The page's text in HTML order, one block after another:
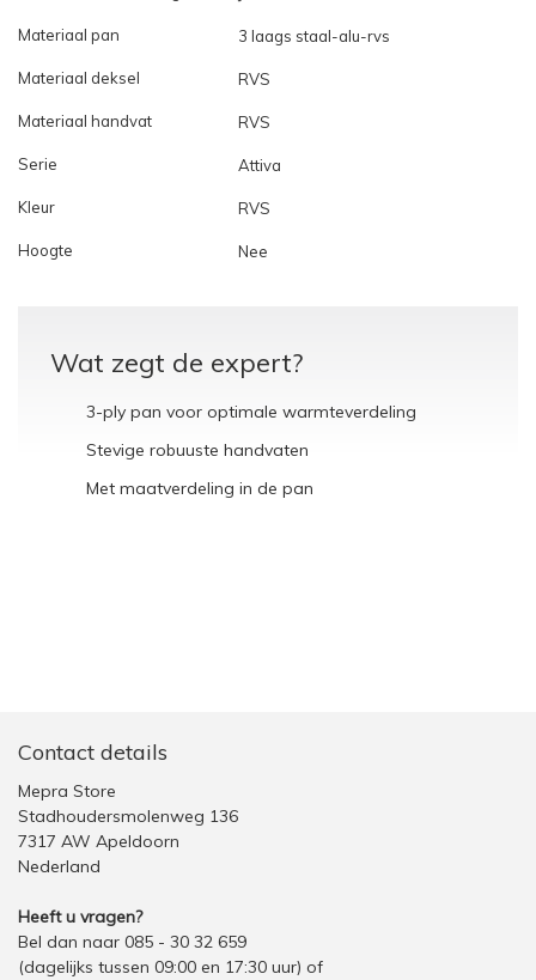
Materiaal pan 3 laags staal-alu-rvs
Materiaal deksel RVS
Materiaal handvat RVS
Serie Attiva
Kleur RVS
Hoogte Nee
Wat zegt de expert?
3-ply pan voor optimale warmteverdeling
Stevige robuuste handvaten
Met maatverdeling in de pan
Contact details
Mepra Store
Stadhoudersmolenweg 136
7317 AW Apeldoorn
Nederland
Heeft u vragen?
Bel dan naar 085 - 30 32 659
(dagelijks tussen 09:00 en 17:30 uur) of